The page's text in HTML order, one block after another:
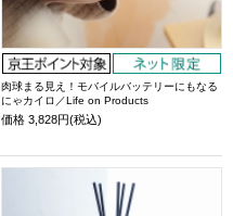
肉球まる見え！モバイルバッテリーにもなる
にゃカイロ／Life on Products
価格 3,828円(税込)